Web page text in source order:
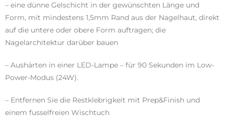
– eine dünne Gelschicht in der gewünschten Länge und
Form, mit mindestens 1,5mm Rand aus der Nagelhaut, direkt
auf die untere oder obere Form auftragen; die
Nagelarchitektur darüber bauen
– Aushärten in einer LED-Lampe – für 90 Sekunden im Low-
Power-Modus (24W).
– Entfernen Sie die Restklebrigkeit mit Prep&Finish und
einem fusselfreien Wischtuch